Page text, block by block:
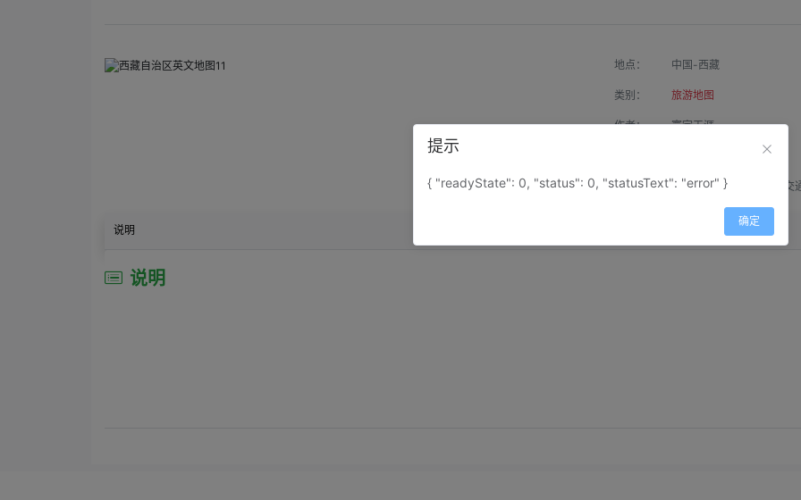
地点： 中国-西藏
类别： 旅游地图
作者： 寰宇天涯
属性： 地图属性： 地图类型-交
说明
说明
提示
{ "readyState": 0, "status": 0, "statusText": "error" }
确定